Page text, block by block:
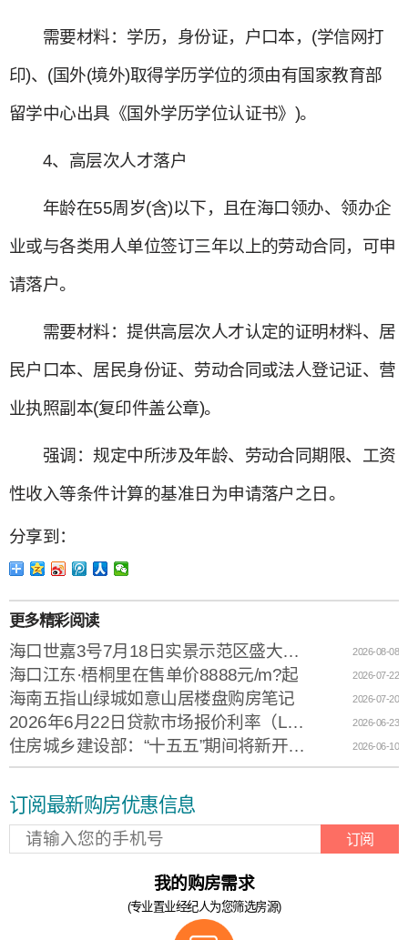
需要材料：学历，身份证，户口本，(学信网打
印)、(国外(境外)取得学历学位的须由有国家教育部
留学中心出具《国外学历学位认证书》)。
4、高层次人才落户
年龄在55周岁(含)以下，且在海口领办、领办企
业或与各类用人单位签订三年以上的劳动合同，可申
请落户。
需要材料：提供高层次人才认定的证明材料、居
民户口本、居民身份证、劳动合同或法人登记证、营
业执照副本(复印件盖公章)。
强调：规定中所涉及年龄、劳动合同期限、工资
性收入等条件计算的基准日为申请落户之日。
分享到：
更多精彩阅读
海口世嘉3号7月18日实景示范区盛大开放 2026-08-08
海口江东·梧桐里在售单价8888元/m?起 2026-07-22
海南五指山绿城如意山居楼盘购房笔记 2026-07-20
2026年6月22日贷款市场报价利率（LPR） 2026-06-23
住房城乡建设部：“十五五”期间将新开工改造城镇老旧小区11.5万个 2026-06-10
订阅最新购房优惠信息
订阅
我的购房需求
(专业置业经纪人为您筛选房源)